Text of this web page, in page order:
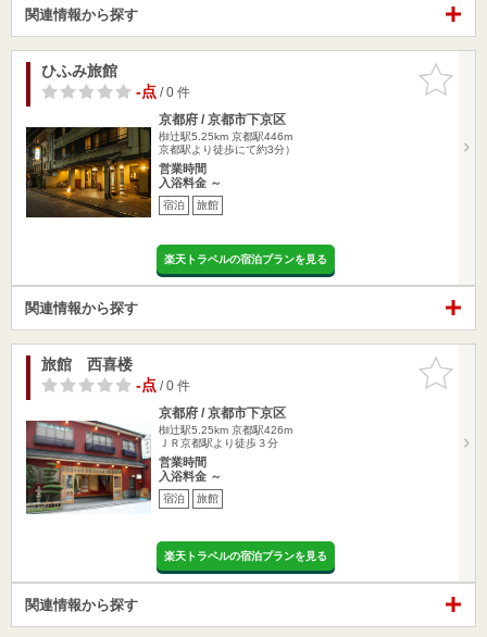
関連情報から探す
お気に入
りに追加
ひふみ旅館
-点/ 0 件
京都府 / 京都市下京区
椥辻駅5.25km 京都駅446m
京都駅より徒歩にて約3分）
営業時間
入浴料金 ～
宿泊 旅館
楽天トラベルの宿泊プランを見る
関連情報から探す
お気に入
りに追加
旅館 西喜楼
-点/ 0 件
京都府 / 京都市下京区
椥辻駅5.25km 京都駅426m
ＪＲ京都駅より徒歩３分
営業時間
入浴料金 ～
宿泊 旅館
楽天トラベルの宿泊プランを見る
関連情報から探す